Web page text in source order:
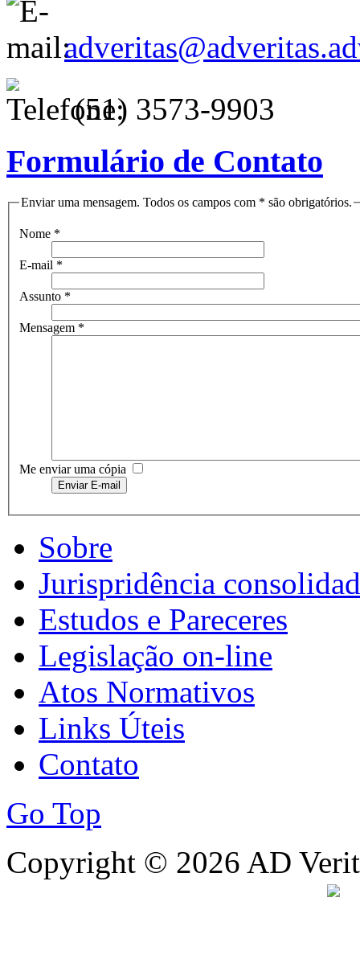
(51) 3573-9903
Formulário de Contato
Enviar uma mensagem. Todos os campos com * são obrigatórios.
Nome *
E-mail *
Assunto *
Mensagem *
Me enviar uma cópia
Enviar E-mail
Sobre
Jurispridência
Estudos e Pareceres
Legislação on-line
Atos Normativos
Links Úteis
Contato
Go Top
Copyright © 2026 AD